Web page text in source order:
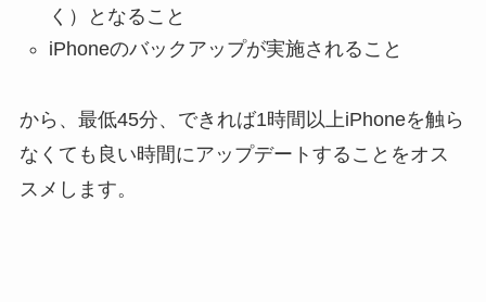
く）となること
iPhoneのバックアップが実施されること
から、最低45分、できれば1時間以上iPhoneを触ら
なくても良い時間にアップデートすることをオス
スメします。